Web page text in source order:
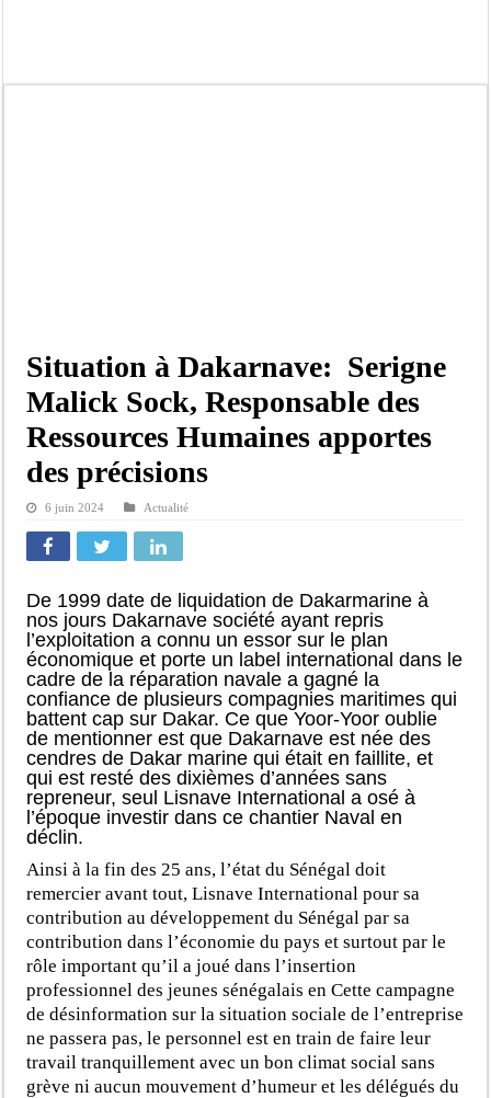
Situation à Dakarnave: Serigne
Malick Sock, Responsable des
Ressources Humaines apportes
des précisions
6 juin 2024 Actualité
De 1999 date de liquidation de Dakarmarine à
nos jours Dakarnave société ayant repris
l’exploitation a connu un essor sur le plan
économique et porte un label international dans le
cadre de la réparation navale a gagné la
confiance de plusieurs compagnies maritimes qui
battent cap sur Dakar. Ce que Yoor-Yoor oublie
de mentionner est que Dakarnave est née des
cendres de Dakar marine qui était en faillite, et
qui est resté des dixièmes d’années sans
repreneur, seul Lisnave International a osé à
l’époque investir dans ce chantier Naval en
déclin.
Ainsi à la fin des 25 ans, l’état du Sénégal doit
remercier avant tout, Lisnave International pour sa
contribution au développement du Sénégal par sa
contribution dans l’économie du pays et surtout par le
rôle important qu’il a joué dans l’insertion
professionnel des jeunes sénégalais en Cette campagne
de désinformation sur la situation sociale de l’entreprise
ne passera pas, le personnel est en train de faire leur
travail tranquillement avec un bon climat social sans
grève ni aucun mouvement d’humeur et les délégués du